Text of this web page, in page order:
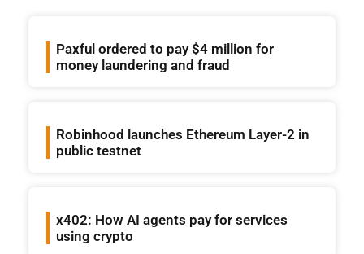
Paxful ordered to pay $4 million for
money laundering and fraud
Robinhood launches Ethereum Layer-2 in
public testnet
x402: How AI agents pay for services
using crypto